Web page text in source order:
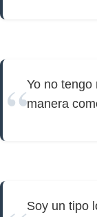
Yo no tengo
manera
Soy un tipo